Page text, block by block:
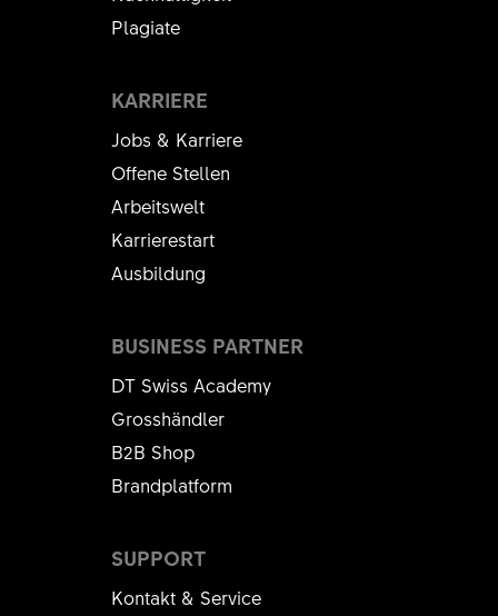
Plagiate
KARRIERE
Jobs & Karriere
Offene Stellen
Arbeitswelt
Karrierestart
Ausbildung
SUPPORT
Kontakt & Service
BUSINESS PARTNER
DT Swiss Academy
Grosshändler
B2B Shop
Brandplatform